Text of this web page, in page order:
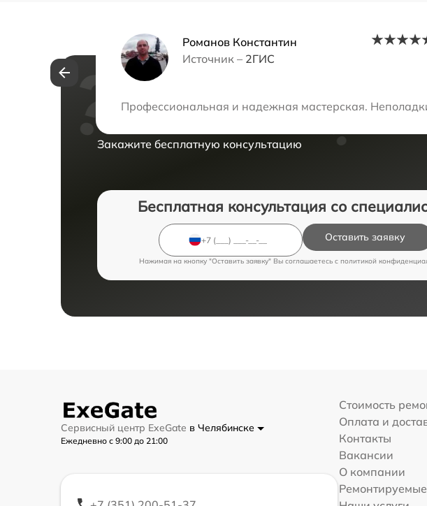
Романов Константин
Источник – 2ГИС
Профессиональная и надежная мастерская.
Нужна консультация?
Закажите бесплатную консультацию
Бесплатная консультация со
Оставить заявку
Нажимая на кнопку "Оставить заявку" Вы соглашаетесь c политикой
Сервисный центр ExeGate в Челябинске
Ежедневно с 9:00 до 21:00
Стоимость
Оплата и
Контакты
Вакансии
О компании